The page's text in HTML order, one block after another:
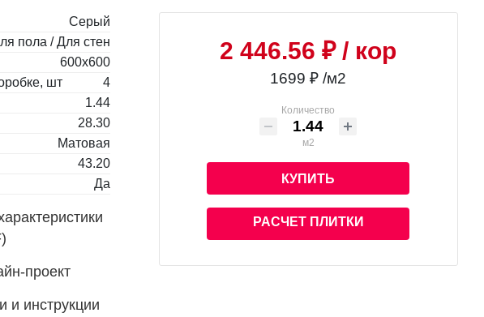
Серый
пола / Для стен
600x600
шт
4
1.44
28.30
Матовая
43.20
Да
проект
и инструкции
2 446.56 ₽/ кор
1699 ₽ /м2
Количество
м2
КУПИТЬ
РАСЧЕТ ПЛИТКИ